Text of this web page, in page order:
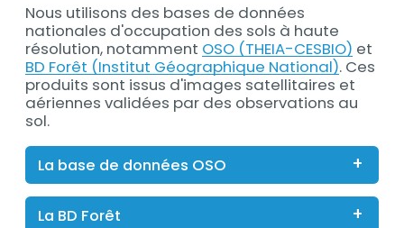
Contenu
Nous utilisons des bases de données
nationales d'occupation des sols à haute
résolution, notamment OSO (THEIA-CESBIO) et
BD Forêt (Institut Géographique National). Ces
produits sont issus d'images satellitaires et
aériennes validées par des observations au
sol.
La base de données OSO
La BD Forêt